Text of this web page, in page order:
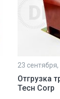
23
Отгрузка
Тесн Corp